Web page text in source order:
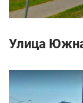
Улица